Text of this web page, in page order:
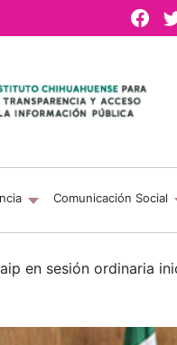
Comunicación Social
en sesión ordinaria